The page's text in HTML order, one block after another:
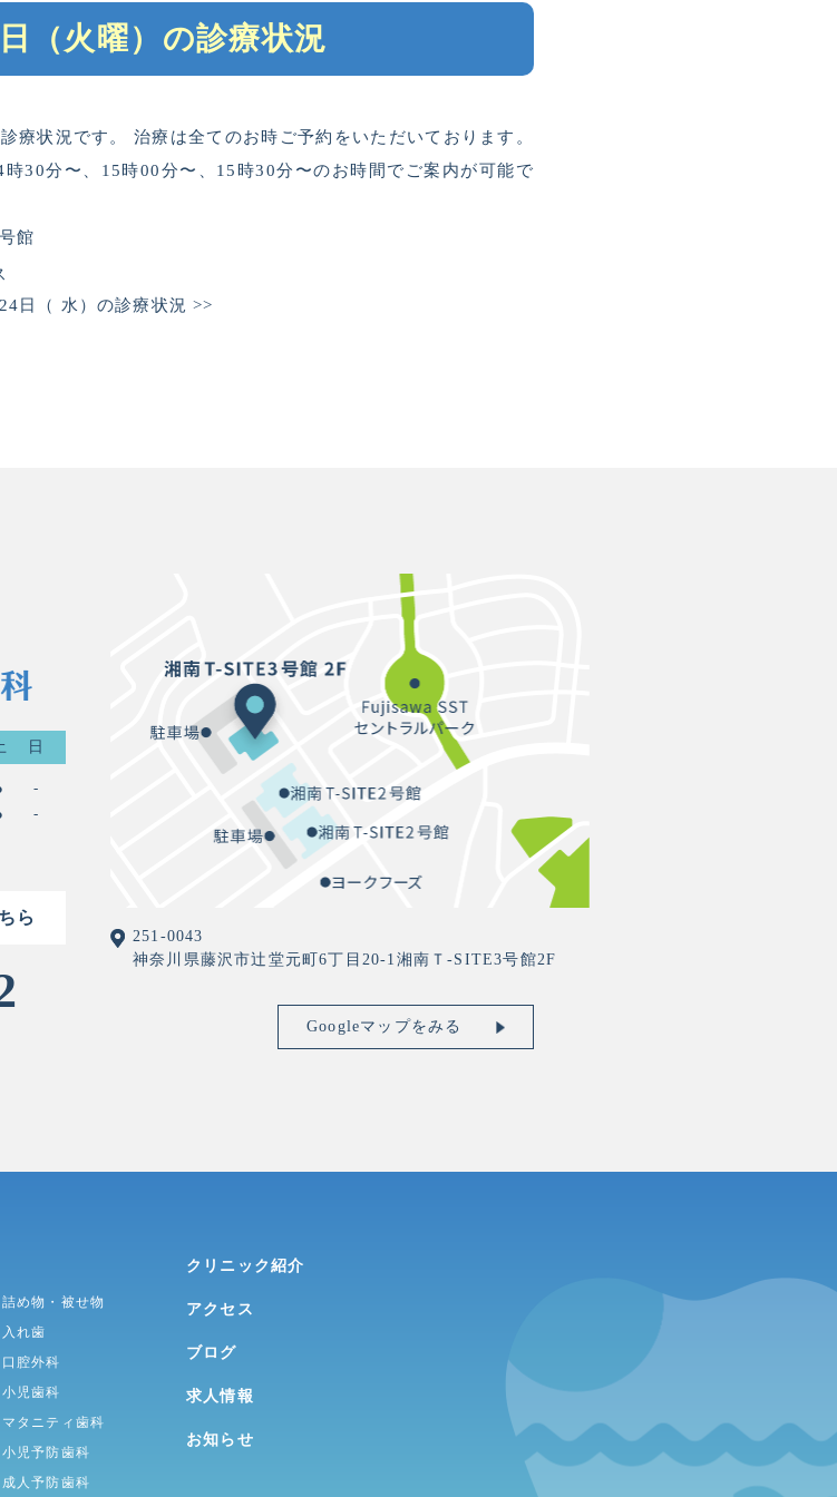
（火曜）の診療状況
状況です。 治療は全てのお時ご予約をいただいております。
30分〜、15時00分〜、15時30分〜のお時間でご案内が可能で
館
日（ 水）の診療状況>>
日
-
-
ら
251-0043
神奈川県藤沢市辻堂元町6丁目20-1湘南Ｔ-SITE3号館2F
Googleマップをみる
詰め物・被せ物
入れ歯
口腔外科
小児歯科
マタニティ歯科
小児予防歯科
成人予防歯科
クリニック紹介
アクセス
ブログ
求人情報
お知らせ